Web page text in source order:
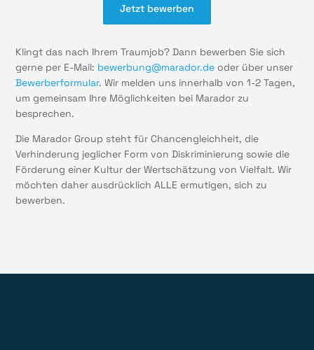
Jetzt bewerben
Klingt das nach Ihrem Traumjob? Dann bewerben Sie sich
gerne per E-Mail: bewerbung@marador.de oder über unser
Bewerberformular. Wir melden uns innerhalb von 1-2 Tagen,
um gemeinsam Ihre Möglichkeiten bei Marador zu
besprechen.
Die Marador Group steht für Chancengleichheit, die
Verhinderung jeglicher Form von Diskriminierung sowie die
Förderung einer Kultur der Wertschätzung von Vielfalt. Wir
möchten daher ausdrücklich ALLE ermutigen, sich zu
bewerben.